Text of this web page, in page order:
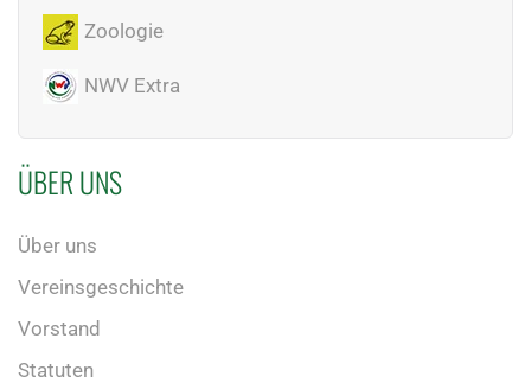
Zoologie
NWV Extra
ÜBER UNS
Über uns
Vereinsgeschichte
Vorstand
Statuten